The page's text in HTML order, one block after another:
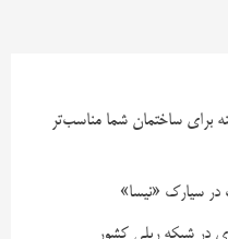
برای ساختمان شما مناسب‌تر
سیارک «نیسا»
در شبکه ریلی کشور